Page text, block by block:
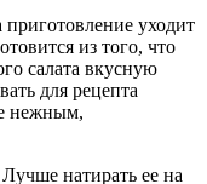
приготовление уходит
из того, что
салата вкусную
для рецепта
нежным,
натирать ее на